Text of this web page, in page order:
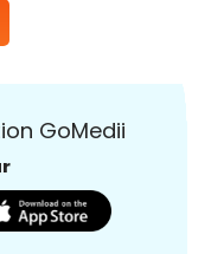
GoMedii